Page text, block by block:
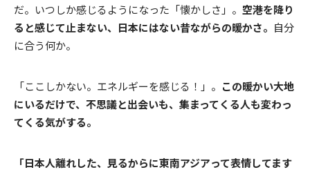
だ。いつしか感じるようになった「懐かしさ」。 空港を降り
ると感じて止まない、日本にはない昔ながらの暖かさ。 自分
に合う何か。
「ここしかない。エネルギーを感じる！」。 この暖かい大地
にいるだけで、不思議と出会いも、集まってくる人も変わっ
てくる気がする。
「日本人離れした、見るからに東南アジアって表情してます